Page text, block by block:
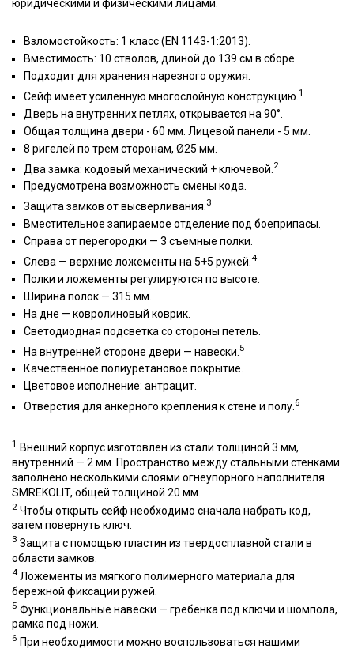
юридическими и физическими лицами.
Взломостойкость: 1 класс (EN 1143-1:2013).
Вместимость: 10 стволов, длиной до 139 см в сборе.
Подходит для хранения нарезного оружия.
Сейф имеет усиленную многослойную конструкцию. 1
Дверь на внутренних петлях, открывается на 90°.
Общая толщина двери - 60 мм. Лицевой панели - 5 мм.
8 ригелей по трем сторонам, Ø25 мм.
Два замка: кодовый механический + ключевой. 2
Предусмотрена возможность смены кода.
Защита замков от высверливания. 3
Вместительное запираемое отделение под боеприпасы.
Справа от перегородки — 3 съемные полки.
Слева — верхние ложементы на 5+5 ружей. 4
Полки и ложементы регулируются по высоте.
Ширина полок — 315 мм.
На дне — ковролиновый коврик.
Светодиодная подсветка со стороны петель.
На внутренней стороне двери — навески. 5
Качественное полиуретановое покрытие.
Цветовое исполнение: антрацит.
Отверстия для анкерного крепления к стене и полу. 6
1 Внешний корпус изготовлен из стали толщиной 3 мм,
внутренний — 2 мм. Пространство между стальными стенками
заполнено несколькими слоями огнеупорного наполнителя
SMREKOLIT, общей толщиной 20 мм.
2 Чтобы открыть сейф необходимо сначала набрать код,
затем повернуть ключ.
3 Защита с помощью пластин из твердосплавной стали в
области замков.
4 Ложементы из мягкого полимерного материала для
бережной фиксации ружей.
5 Функциональные навески — гребенка под ключи и шомпола,
рамка под ножи.
6 При необходимости можно воспользоваться нашими